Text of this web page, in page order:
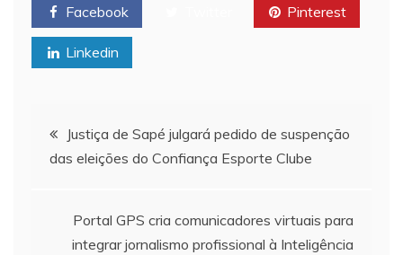
Facebook Pinterest
Linkedin
Navegação de Post
Justiça de Sapé julgará pedido de suspenção
das eleições do Confiança Esporte Clube
Portal GPS cria comunicadores virtuais para
integrar jornalismo profissional à Inteligência